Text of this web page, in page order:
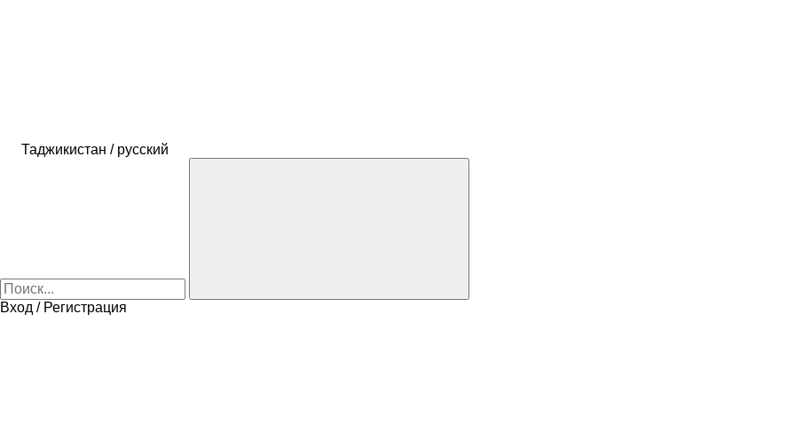
Таджикистан / русский
Вход / Регистрация